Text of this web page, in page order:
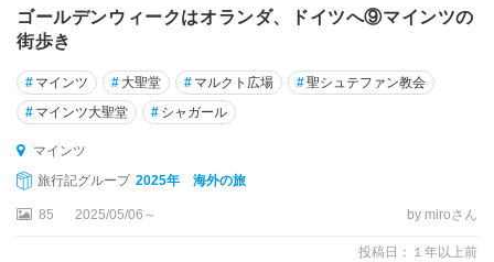
ム
ブ
レ
ン
ツ
ン
ゴールデンウィークはオランダ、ドイツへ⑨マインツの
街歩き
# マインツ # 大聖堂 # マルクト広場 #聖シュテファン教会
# マインツ大聖堂 # シャガール
マインツ
旅行記グループ 2025年 海外の旅
85 2025/05/06～ by miroさん
投稿日：１年以上前